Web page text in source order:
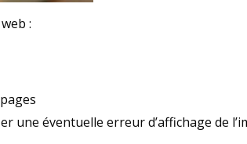
:
une éventuelle erreur d’affichage de